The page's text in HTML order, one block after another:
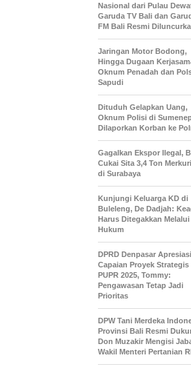
Nasional dari Pulau
Garuda TV Bali dan
FM Bali Resmi
Jaringan Motor Bodong,
Hingga Dugaan
Oknum Penadah dan
Sapudi
Dituduh Gelapkan Uang,
Oknum Polisi di
Dilaporkan Korban ke
Gagalkan Ekspor Ilegal,
Cukai Sita 3,4 Ton
di Surabaya
Kunjungi Keluarga KD di
Buleleng, De Dadjah:
Harus Ditegakkan Melalui
Hukum
DPRD Denpasar Apresiasi
Capaian Proyek Strategis
PUPR 2025, Tommy:
Pengawasan Tetap Jadi
Prioritas
DPW Tani Merdeka
Provinsi Bali Resmi
Don Muzakir Mengisi
Wakil Menteri Pertanian